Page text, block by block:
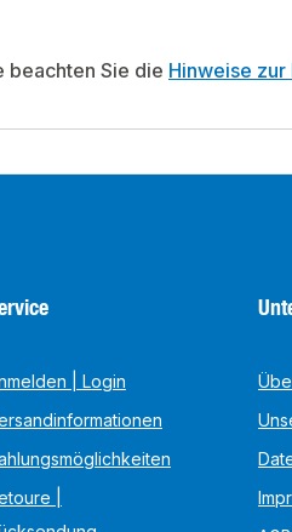
beachten Sie die Hinweise
| Login
|